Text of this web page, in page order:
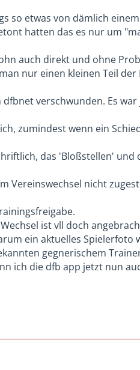
so etwas von dämlich
hatten das es nur um
auch direkt und ohne
nur einen kleinen Teil
verschwunden. Es
zumindest wenn ein
das 'Bloßstellen'
Vereinswechsel nicht
ist vll doch
ein aktuelles Spielerfoto
gegnerischem
ich die dfb app jetzt nun